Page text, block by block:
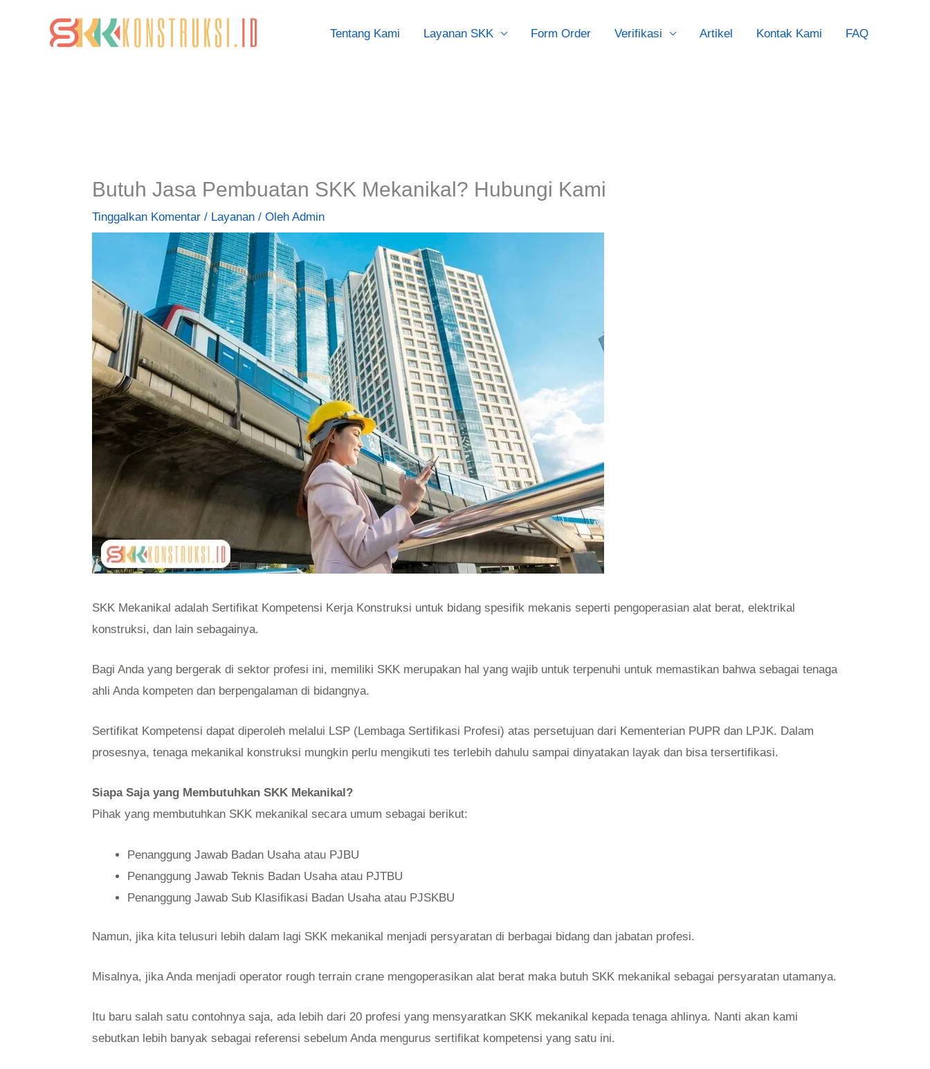
Tentang Kami Layanan SKK Form Order Verifikasi Artikel Kontak Kami FAQ
Butuh Jasa Pembuatan SKK Mekanikal? Hubungi Kami
Tinggalkan Komentar / Layanan / OlehAdmin
SKK Mekanikal adalah Sertifikat Kompetensi Kerja Konstruksi untuk bidang spesifik mekanis seperti pengoperasian alat berat, elektrikal
konstruksi, dan lain sebagainya.
Bagi Anda yang bergerak di sektor profesi ini, memiliki SKK merupakan hal yang wajib untuk terpenuhi untuk memastikan bahwa sebagai tenaga
ahli Anda kompeten dan berpengalaman di bidangnya.
Sertifikat Kompetensi dapat diperoleh melalui LSP (Lembaga Sertifikasi Profesi) atas persetujuan dari Kementerian PUPR dan LPJK. Dalam
prosesnya, tenaga mekanikal konstruksi mungkin perlu mengikuti tes terlebih dahulu sampai dinyatakan layak dan bisa tersertifikasi.
Siapa Saja yang Membutuhkan SKK Mekanikal?
Pihak yang membutuhkan SKK mekanikal secara umum sebagai berikut:
Penanggung Jawab Badan Usaha atau PJBU
Penanggung Jawab Teknis Badan Usaha atau PJTBU
Penanggung Jawab Sub Klasifikasi Badan Usaha atau PJSKBU
Namun, jika kita telusuri lebih dalam lagi SKK mekanikal menjadi persyaratan di berbagai bidang dan jabatan profesi.
Misalnya, jika Anda menjadi operator rough terrain crane mengoperasikan alat berat maka butuh SKK mekanikal sebagai persyaratan utamanya.
Itu baru salah satu contohnya saja, ada lebih dari 20 profesi yang mensyaratkan SKK mekanikal kepada tenaga ahlinya. Nanti akan kami
sebutkan lebih banyak sebagai referensi sebelum Anda mengurus sertifikat kompetensi yang satu ini.